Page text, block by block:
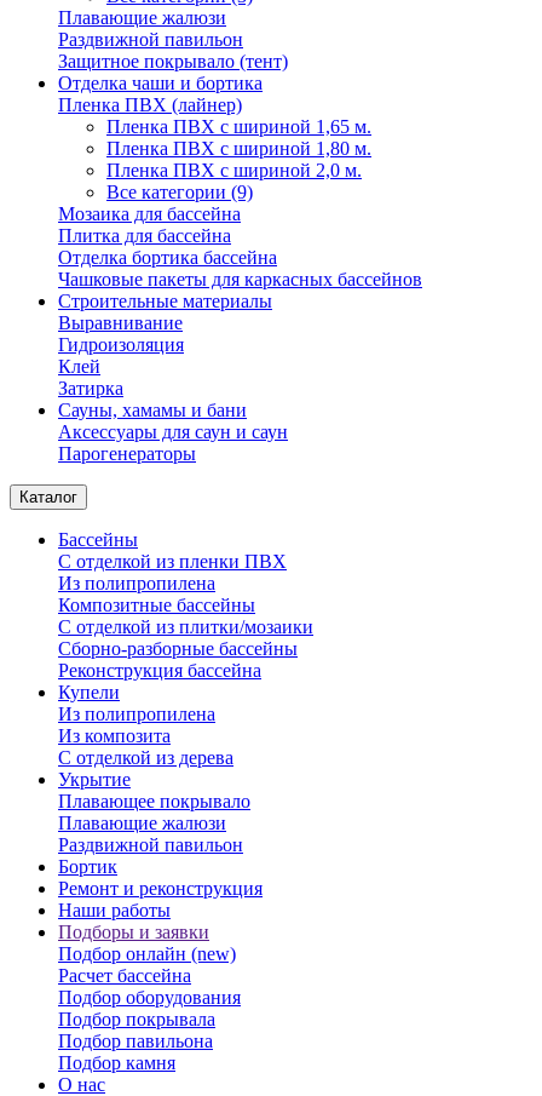
Плавающие жалюзи
Раздвижной павильон
Защитное покрывало (тент)
Отделка чаши и бортика
Пленка ПВХ (лайнер)
Пленка ПВХ с шириной 1,65 м.
Пленка ПВХ с шириной 1,80 м.
Пленка ПВХ с шириной 2,0 м.
Все категории (9)
Мозаика для бассейна
Плитка для бассейна
Отделка бортика бассейна
Чашковые пакеты для каркасных бассейнов
Строительные материалы
Выравнивание
Гидроизоляция
Клей
Затирка
Сауны, хамамы и бани
Аксессуары для саун и саун
Парогенераторы
Каталог
Бассейны
С отделкой из пленки ПВХ
Из полипропилена
Композитные бассейны
С отделкой из плитки/мозаики
Сборно-разборные бассейны
Реконструкция бассейна
Купели
Из полипропилена
Из композита
С отделкой из дерева
Укрытие
Плавающее покрывало
Плавающие жалюзи
Раздвижной павильон
Бортик
Ремонт и реконструкция
Наши работы
Подборы и заявки
Подбор онлайн (new)
Расчет бассейна
Подбор оборудования
Подбор покрывала
Подбор павильона
Подбор камня
О нас